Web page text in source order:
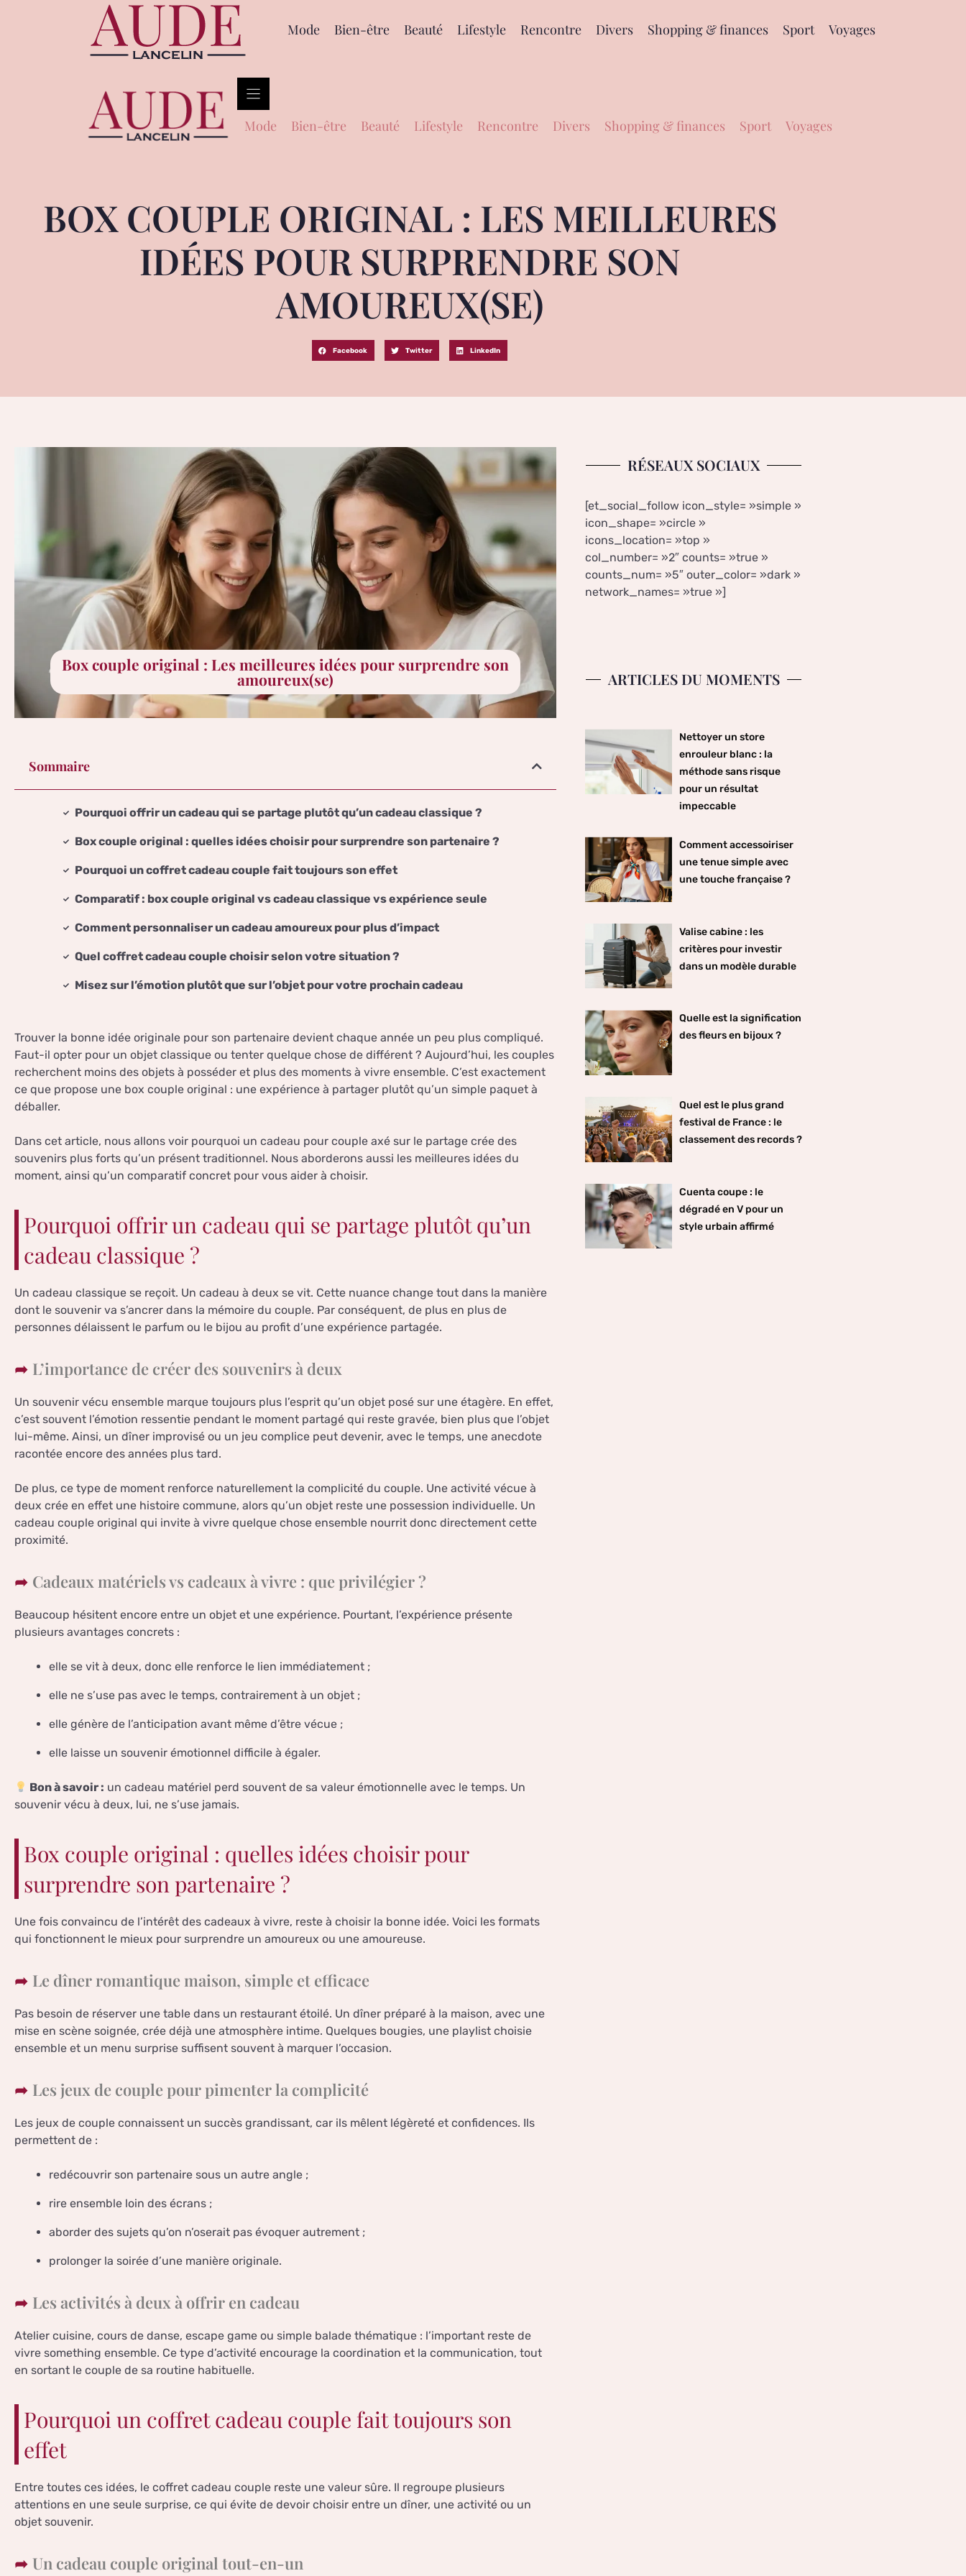
Mode Bien-être Beauté Lifestyle Rencontre Divers Shopping & finances Sport Voyages
Mode Bien-être Beauté Lifestyle Rencontre Divers Shopping & finances Sport Voyages
BOX COUPLE ORIGINAL : LES MEILLEURES
IDÉES POUR SURPRENDRE SON
AMOUREUX(SE)
Facebook Twitter LinkedIn
Box couple original : Les meilleures idées pour surprendre son
amoureux(se)
Sommaire
Pourquoi offrir un cadeau qui se partage plutôt qu’un cadeau classique ?
Box couple original : quelles idées choisir pour surprendre son partenaire ?
Pourquoi un coffret cadeau couple fait toujours son effet
Comparatif : box couple original vs cadeau classique vs expérience seule
Comment personnaliser un cadeau amoureux pour plus d’impact
Quel coffret cadeau couple choisir selon votre situation ?
Misez sur l’émotion plutôt que sur l’objet pour votre prochain cadeau
Trouver la bonne idée originale pour son partenaire devient chaque année un peu plus compliqué.
Faut-il opter pour un objet classique ou tenter quelque chose de différent ? Aujourd’hui, les couples
recherchent moins des objets à posséder et plus des moments à vivre ensemble. C’est exactement
ce que propose une box couple original : une expérience à partager plutôt qu’un simple paquet à
déballer.
Dans cet article, nous allons voir pourquoi un cadeau pour couple axé sur le partage crée des
souvenirs plus forts qu’un présent traditionnel. Nous aborderons aussi les meilleures idées du
moment, ainsi qu’un comparatif concret pour vous aider à choisir.
Pourquoi offrir un cadeau qui se partage plutôt qu’un
cadeau classique ?
Un cadeau classique se reçoit. Un cadeau à deux se vit. Cette nuance change tout dans la manière
dont le souvenir va s’ancrer dans la mémoire du couple. Par conséquent, de plus en plus de
personnes délaissent le parfum ou le bijou au profit d’une expérience partagée.
L’importance de créer des souvenirs à deux
Un souvenir vécu ensemble marque toujours plus l’esprit qu’un objet posé sur une étagère. En effet,
c’est souvent l’émotion ressentie pendant le moment partagé qui reste gravée, bien plus que l’objet
lui-même. Ainsi, un dîner improvisé ou un jeu complice peut devenir, avec le temps, une anecdote
racontée encore des années plus tard.
De plus, ce type de moment renforce naturellement la complicité du couple. Une activité vécue à
deux crée en effet une histoire commune, alors qu’un objet reste une possession individuelle. Un
cadeau couple original qui invite à vivre quelque chose ensemble nourrit donc directement cette
proximité.
Cadeaux matériels vs cadeaux à vivre : que privilégier ?
Beaucoup hésitent encore entre un objet et une expérience. Pourtant, l’expérience présente
plusieurs avantages concrets :
elle se vit à deux, donc elle renforce le lien immédiatement ;
elle ne s’use pas avec le temps, contrairement à un objet ;
elle génère de l’anticipation avant même d’être vécue ;
elle laisse un souvenir émotionnel difficile à égaler.
Bon à savoir : un cadeau matériel perd souvent de sa valeur émotionnelle avec le temps. Un
souvenir vécu à deux, lui, ne s’use jamais.
Box couple original : quelles idées choisir pour
surprendre son partenaire ?
Une fois convaincu de l’intérêt des cadeaux à vivre, reste à choisir la bonne idée. Voici les formats
qui fonctionnent le mieux pour surprendre un amoureux ou une amoureuse.
Le dîner romantique maison, simple et efficace
Pas besoin de réserver une table dans un restaurant étoilé. Un dîner préparé à la maison, avec une
mise en scène soignée, crée déjà une atmosphère intime. Quelques bougies, une playlist choisie
ensemble et un menu surprise suffisent souvent à marquer l’occasion.
Les jeux de couple pour pimenter la complicité
Les jeux de couple connaissent un succès grandissant, car ils mêlent légèreté et confidences. Ils
permettent de :
redécouvrir son partenaire sous un autre angle ;
rire ensemble loin des écrans ;
aborder des sujets qu’on n’oserait pas évoquer autrement ;
prolonger la soirée d’une manière originale.
Les activités à deux à offrir en cadeau
Atelier cuisine, cours de danse, escape game ou simple balade thématique : l’important reste de
vivre something ensemble. Ce type d’activité encourage la coordination et la communication, tout
en sortant le couple de sa routine habituelle.
Pourquoi un coffret cadeau couple fait toujours son
effet
Entre toutes ces idées, le coffret cadeau couple reste une valeur sûre. Il regroupe plusieurs
attentions en une seule surprise, ce qui évite de devoir choisir entre un dîner, une activité ou un
objet souvenir.
Un cadeau couple original tout-en-un
RÉSEAUX SOCIAUX
[et_social_follow icon_style= »simple »
icon_shape= »circle »
icons_location= »top »
col_number= »2″ counts= »true »
counts_num= »5″ outer_color= »dark »
network_names= »true »]
ARTICLES DU MOMENTS
Nettoyer un store
enrouleur blanc : la
méthode sans risque
pour un résultat
impeccable
Comment accessoiriser
une tenue simple avec
une touche française ?
Valise cabine : les
critères pour investir
dans un modèle durable
Quelle est la signification
des fleurs en bijoux ?
Quel est le plus grand
festival de France : le
classement des records ?
Cuenta coupe : le
dégradé en V pour un
style urbain affirmé